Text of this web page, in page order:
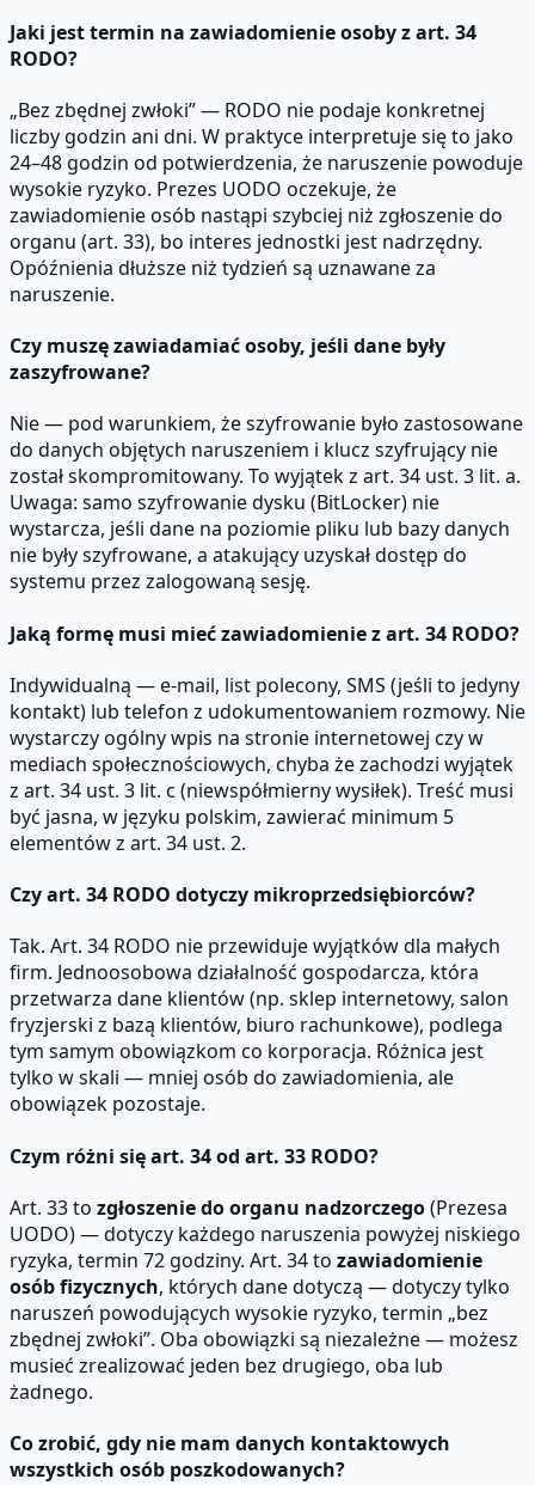
Jaki jest termin na zawiadomienie osoby z art. 34
RODO?
„Bez zbędnej zwłoki” — RODO nie podaje konkretnej
liczby godzin ani dni. W praktyce interpretuje się to jako
24–48 godzin od potwierdzenia, że naruszenie powoduje
wysokie ryzyko. Prezes UODO oczekuje, że
zawiadomienie osób nastąpi szybciej niż zgłoszenie do
organu (art. 33), bo interes jednostki jest nadrzędny.
Opóźnienia dłuższe niż tydzień są uznawane za
naruszenie.
Czy muszę zawiadamiać osoby, jeśli dane były
zaszyfrowane?
Nie — pod warunkiem, że szyfrowanie było zastosowane
do danych objętych naruszeniem i klucz szyfrujący nie
został skompromitowany. To wyjątek z art. 34 ust. 3 lit. a.
Uwaga: samo szyfrowanie dysku (BitLocker) nie
wystarcza, jeśli dane na poziomie pliku lub bazy danych
nie były szyfrowane, a atakujący uzyskał dostęp do
systemu przez zalogowaną sesję.
Jaką formę musi mieć zawiadomienie z art. 34 RODO?
Indywidualną — e-mail, list polecony, SMS (jeśli to jedyny
kontakt) lub telefon z udokumentowaniem rozmowy. Nie
wystarczy ogólny wpis na stronie internetowej czy w
mediach społecznościowych, chyba że zachodzi wyjątek
z art. 34 ust. 3 lit. c (niewspółmierny wysiłek). Treść musi
być jasna, w języku polskim, zawierać minimum 5
elementów z art. 34 ust. 2.
Czy art. 34 RODO dotyczy mikroprzedsiębiorców?
Tak. Art. 34 RODO nie przewiduje wyjątków dla małych
firm. Jednoosobowa działalność gospodarcza, która
przetwarza dane klientów (np. sklep internetowy, salon
fryzjerski z bazą klientów, biuro rachunkowe), podlega
tym samym obowiązkom co korporacja. Różnica jest
tylko w skali — mniej osób do zawiadomienia, ale
obowiązek pozostaje.
Czym różni się art. 34 od art. 33 RODO?
Art. 33 to zgłoszenie do organu nadzorczego(Prezesa
UODO) — dotyczy każdego naruszenia powyżej niskiego
ryzyka, termin 72 godziny. Art. 34 to zawiadomienie
osób fizycznych, których dane dotyczą — dotyczy tylko
naruszeń powodujących wysokie ryzyko, termin „bez
zbędnej zwłoki”. Oba obowiązki są niezależne — możesz
musieć zrealizować jeden bez drugiego, oba lub
żadnego.
Co zrobić, gdy nie mam danych kontaktowych
wszystkich osób poszkodowanych?